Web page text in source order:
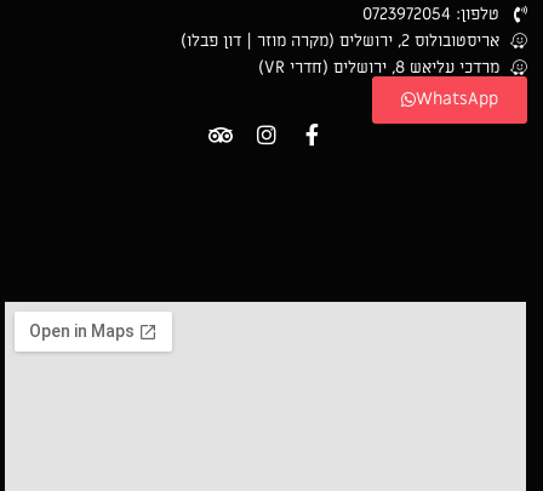
טלפון: 0723972054
אריסטובולוס 2, ירושלים (מקרה מוזר | דון פבלו)
מרדכי עליאש 8, ירושלים (חדרי VR)
WhatsApp